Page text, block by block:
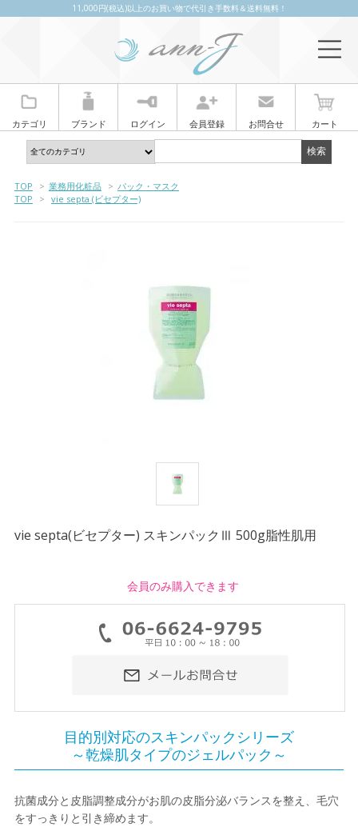
11,000円(税込)以上のお買い物で代引き手数料＆送料無料！
カテゴリ ブランド ログイン 会員登録 お問合せ カート
TOP > 業務用化粧品 > パック・マスク
TOP
> vie septa (ビセプター)
vie septa(ビセプター) スキンパックⅢ 500g脂性肌用
会員のみ購入できます
目的別対応のスキンパックシリーズ
～乾燥肌タイプのジェルパック～
抗菌成分と皮脂調整成分がお肌の皮脂分泌バランスを整え、毛穴
をすっきりと引き締めます。